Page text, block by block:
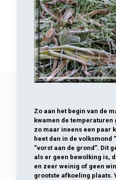
Zo aan het begin van de
kwamen de temperaturen
zo maar ineens een paar
heet dan in de volksmond
“vorst aan de grond”. Dit
als er geen bewolking is,
en zeer weinig of geen
grootste afkoeling plaats.